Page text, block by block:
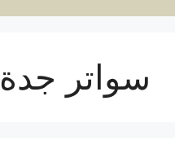
سواتر جدة